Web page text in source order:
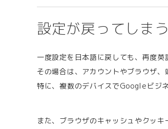
設定が戻ってしま
一度設定を日本語に戻しても、再度英
その場合は、アカウントやブラウザ、
特に、複数のデバイスでGoogleビジ
また、ブラウザのキャッシュやクッキ